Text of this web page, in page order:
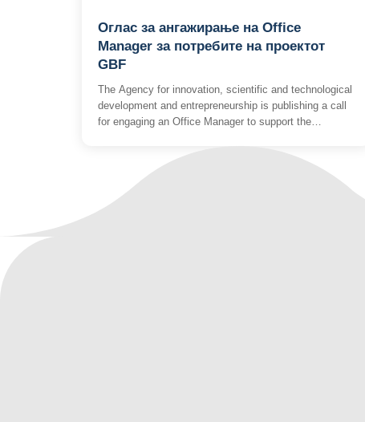
Оглас за ангажирање на Office
Manager за потребите на проектот
GBF
The Agency for innovation, scientific and technological
development and entrepreneurship is publishing a call
for engaging an Office Manager to support the
European Union. The overall objective of this action is
to support the Republic of North Macedonia to achieve
[…]